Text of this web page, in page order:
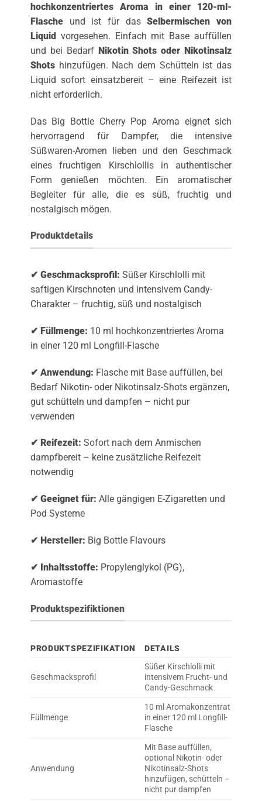
hochkonzentriertes Aroma in einer 120-ml-
Flascheund ist für dasSelbermischen von
Liquidvorgesehen. Einfach mit Base auffüllen
und bei Bedarf Nikotin Shots oder Nikotinsalz
Shotshinzufügen. Nach dem Schütteln ist das
Liquid sofort einsatzbereit – eine Reifezeit ist
nicht erforderlich.
Das Big Bottle Cherry Pop Aroma eignet sich
hervorragend für Dampfer, die intensive
Süßwaren-Aromen lieben und den Geschmack
eines fruchtigen Kirschlollis in authentischer
Form genießen möchten. Ein aromatischer
Begleiter für alle, die es süß, fruchtig und
nostalgisch mögen.
Produktdetails
✔ Geschmacksprofil: Süßer Kirschlolli mit
saftigen Kirschnoten und intensivem Candy-
Charakter – fruchtig, süß und nostalgisch
✔ Füllmenge: 10 ml hochkonzentriertes Aroma
in einer 120 ml Longfill-Flasche
✔ Anwendung: Flasche mit Base auffüllen, bei
Bedarf Nikotin- oder Nikotinsalz-Shots ergänzen,
gut schütteln und dampfen – nicht pur
verwenden
✔ Reifezeit: Sofort nach dem Anmischen
dampfbereit – keine zusätzliche Reifezeit
notwendig
✔ Geeignet für: Alle gängigen E-Zigaretten und
Pod Systeme
✔ Hersteller: Big Bottle Flavours
✔ Inhaltsstoffe: Propylenglykol (PG),
Aromastoffe
Produktspezifiktionen
PRODUKTSPEZIFIKATION DETAILS
Geschmacksprofil
Süßer Kirschlolli mit
intensivem Frucht- und
Candy-Geschmack
Füllmenge
10 ml Aromakonzentrat
in einer 120 ml Longfill-
Flasche
Anwendung
Mit Base auffüllen,
optional Nikotin- oder
Nikotinsalz-Shots
hinzufügen, schütteln –
nicht pur dampfen